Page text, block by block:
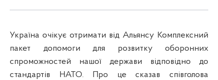
Україна очікує отримати від Альянсу Комплексний
пакет допомоги для розвитку оборонних
спроможностей нашої держави відповідно до
стандартів НАТО. Про це сказав співголова